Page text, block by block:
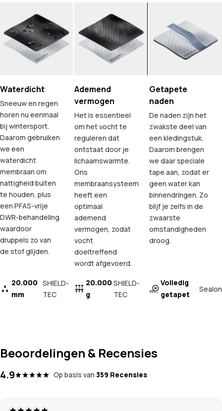
Waterdicht
Sneeuw en regen
horen nu eenmaal
bij wintersport.
Daarom gebruiken
we een
waterdicht
membraan om
nattigheid buiten
te houden, plus
een PFAS-vrije
DWR-behandeling
waardoor
druppels zo van
de stof glijden.
20.000
mm
SHIELD-
TEC
Ademend
vermogen
Het is essentieel
om het vocht te
reguleren dat
ontstaat door je
lichaamswarmte.
Ons
membraansysteem
heeft een
optimaal
ademend
vermogen, zodat
vocht
doeltreffend
wordt afgevoerd.
20.000
g
SHIELD-
TEC
Getapete
naden
De naden zijn het
zwakste deel van
een kledingstuk.
Daarom brengen
we daar speciale
tape aan, zodat er
geen water kan
binnendringen. Zo
blijf je zelfs in de
zwaarste
omstandigheden
droog.
Volledig
getapet
Sealon
Beoordelingen & Recensies
4.9 Op basis van 359 Recensies